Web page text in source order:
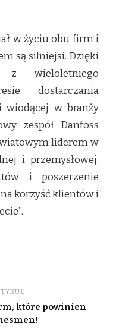
w życiu obu firm i
są silniejsi. Dzięki
z wieloletniego
dostarczania
wiodącej w branży
zespół Danfoss
liderem w
i przemysłowej.
i poszerzenie
korzyść klientów i
które powinien